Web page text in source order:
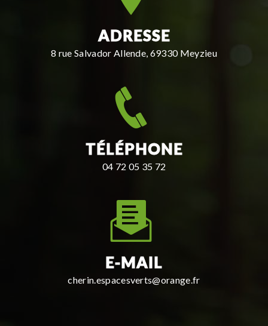
ADRESSE
8 rue Salvador Allende, 69330 Meyzieu
TÉLÉPHONE
04 72 05 35 72
E-MAIL
cherin.espacesverts@orange.fr